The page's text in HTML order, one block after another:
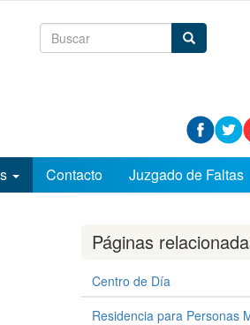
Formulario
Contacto Juzgado de Faltas
Páginas
Centro de Día
Residencia para Personas